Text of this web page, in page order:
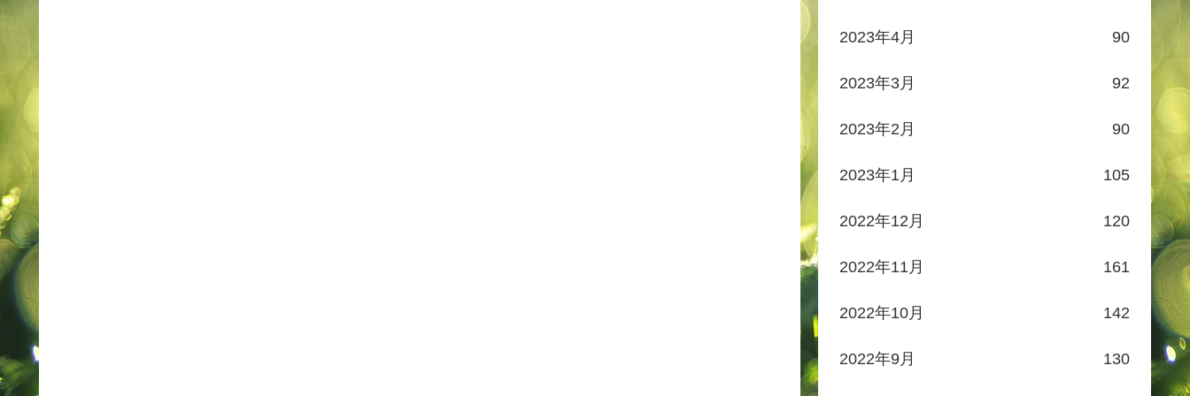
2023年4月 90
2023年3月 92
2023年2月 90
2023年1月 105
2022年12月 120
2022年11月 161
2022年10月 142
2022年9月 130